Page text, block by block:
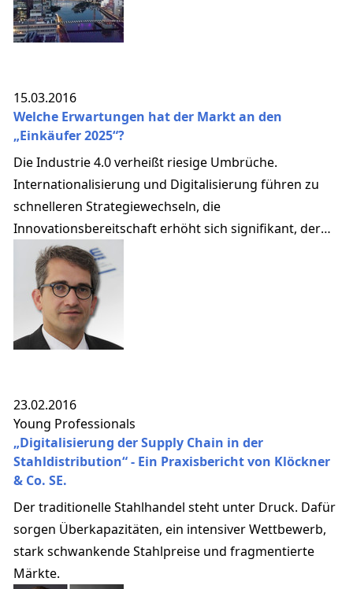
15.03.2016
Welche Erwartungen hat der Markt an den
„Einkäufer 2025“?
Die Industrie 4.0 verheißt riesige Umbrüche.
Internationalisierung und Digitalisierung führen zu
schnelleren Strategiewechseln, die
Innovationsbereitschaft erhöht sich signifikant, der
Umgang mit Unsicherheiten steigt an.
23.02.2016
Young Professionals
„Digitalisierung der Supply Chain in der
Stahldistribution“ - Ein Praxisbericht von Klöckner
& Co. SE.
Der traditionelle Stahlhandel steht unter Druck. Dafür
sorgen Überkapazitäten, ein intensiver Wettbewerb,
stark schwankende Stahlpreise und fragmentierte
Märkte.